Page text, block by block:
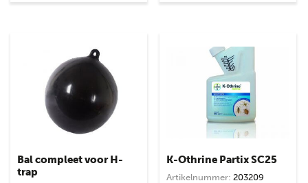
Bal compleet voor H-
trap
K-Othrine Partix SC25
Artikelnummer: 203209